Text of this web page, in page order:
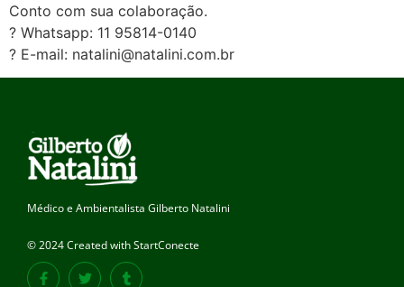
Conto com sua colaboração.
? Whatsapp: 11 95814-0140
? E-mail: natalini@natalini.com.br
Médico e Ambientalista Gilberto Natalini
© 2024 Created with StartConecte